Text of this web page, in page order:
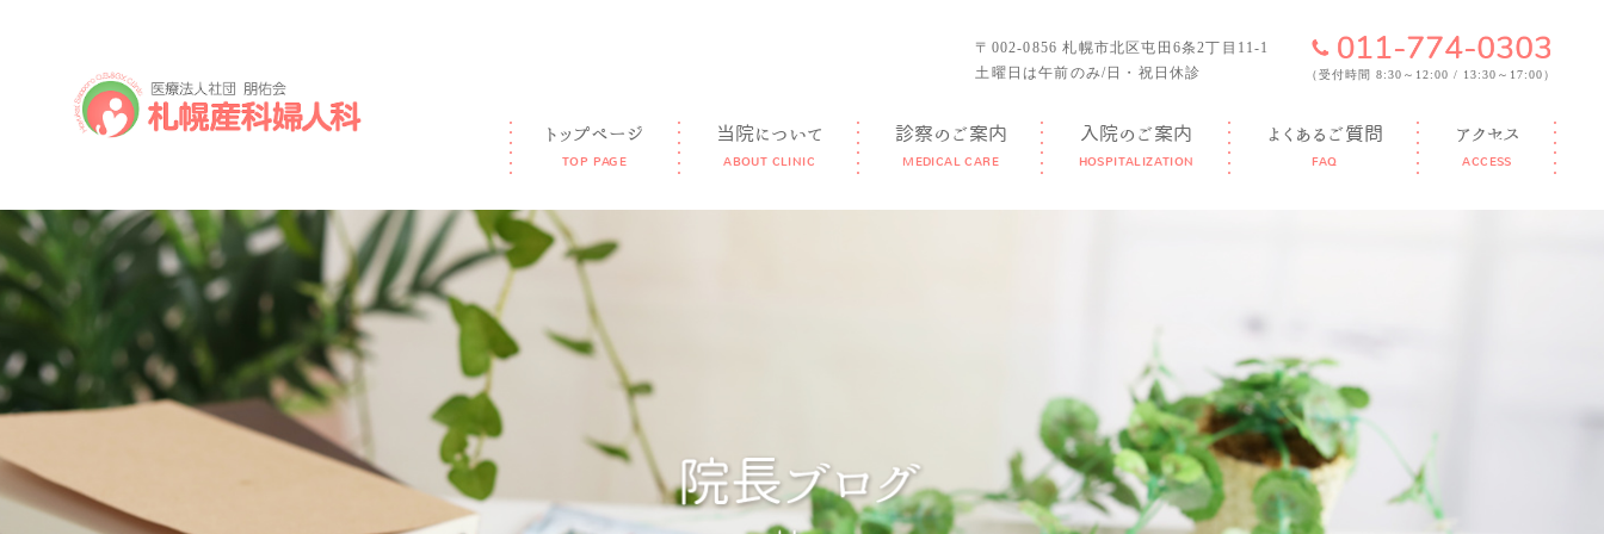
〒002-0856 札幌市北区屯田6条2丁目11-1
土曜日は午前のみ/日・祝日休診
（受付時間 8:30～12:00 / 13:30～17:00）
トップページ
TOP PAGE
当院について
ABOUT CLINIC
診察のご案内
MEDICAL CARE
入院のご案内
HOSPITALIZATION
よくあるご質問
FAQ
アクセス
ACCESS